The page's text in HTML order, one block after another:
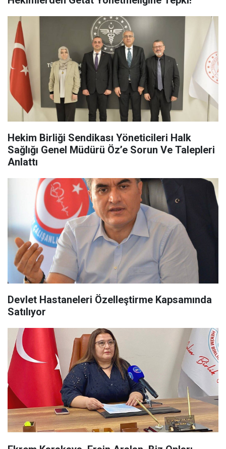
Hekim Birliği Sendikası Yöneticileri Halk
Sağlığı Genel Müdürü Öz’e Sorun Ve Talepleri
Anlattı
Devlet Hastaneleri Özelleştirme Kapsamında
Satılıyor